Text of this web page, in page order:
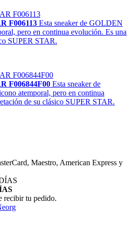
F006113 Esta sneaker de GOLDEN
pero en continua evolución. Es una
SUPER STAR.
F006844F00 Esta sneaker de
atemporal, pero en continua
de su clásico SUPER STAR.
Maestro, American Express y
recibir tu pedido.